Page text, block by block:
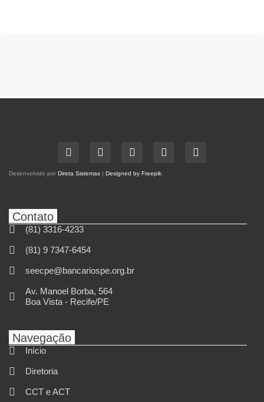
Desenvolvido por Direta Sistemas | Designed by Freepik
Contato
(81) 3316-4233
(81) 9 7347-6454
seecpe@bancariospe.org.br
Av. Manoel Borba, 564
Boa Vista - Recife/PE
Navegação
Início
Diretoria
CCT e ACT